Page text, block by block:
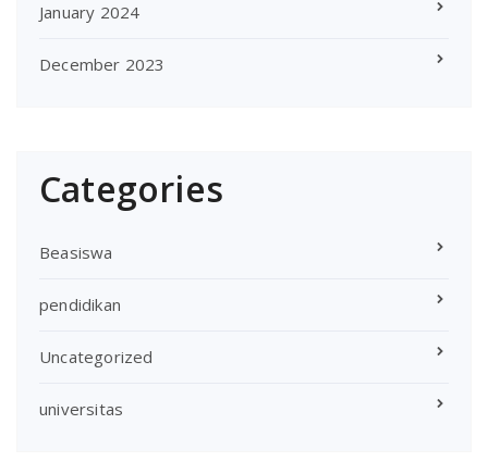
January 2024
December 2023
Categories
Beasiswa
pendidikan
Uncategorized
universitas